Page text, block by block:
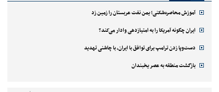
آموزش محاصره‌شکنی؛ یمن نفت عربستان را زمین زد
ایران چگونه آمریکا را به امتیازدهی وادار می‌کند؟
دست‌وپا زدن ترامپ برای توافق با ایران، با چاشنی تهدید
بازگشت منطقه به عصر یخبندان